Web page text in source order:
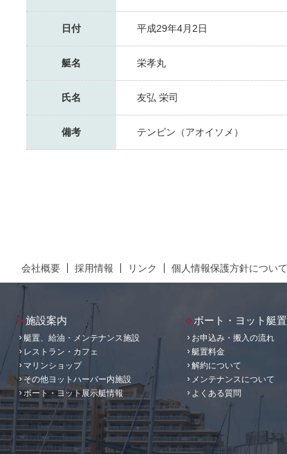
日付 平成29年4月2日
艇名 栄孝丸
氏名 友弘 栄司
備考 テンビン（アオイソメ）
会社概要 採用情報 リンク 個人情報保護方針について
施設案内
艇置、給油・メンテナンス施設
レストラン・カフェ
マリンショップ
その他ヨットハーバー内施設
ボート・ヨット展示艇情報
ボート・ヨット艇置
お申込み・搬入の流れ
艇置料金
解約について
メンテナンスについて
よくある質問